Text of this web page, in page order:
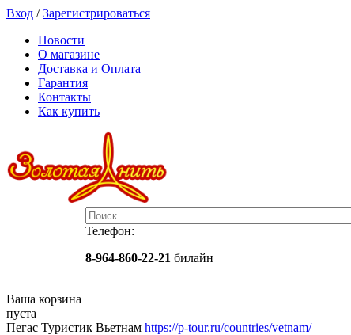
Вход /Зарегистрироваться
Новости
О магазине
Доставка и Оплата
Гарантия
Контакты
Как купить
Телефон:
8-964-860-22-21 билайн
Ваша корзина
пуста
Пегас Туристик Вьетнам https://p-tour.ru/countries/vetnam/